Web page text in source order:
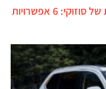
הוצג הסדר פשרה בפרשת ההיברידיות של סוזוקי: 6 אפשרויות